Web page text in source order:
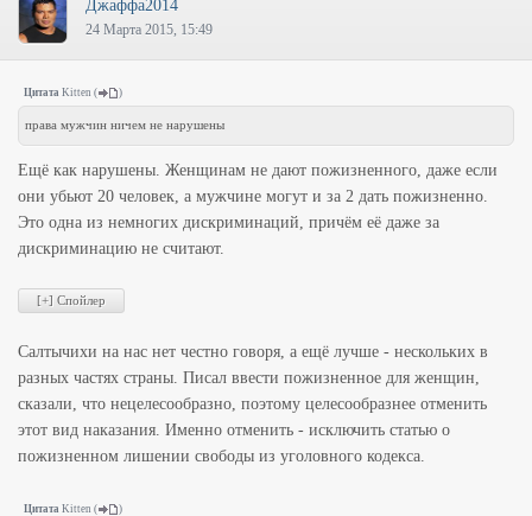
Джаффа2014
24 Марта 2015, 15:49
Цитата Kitten ( )
права мужчин ничем не нарушены
Ещё как нарушены. Женщинам не дают пожизненного, даже если
они убьют 20 человек, а мужчине могут и за 2 дать пожизненно.
Это одна из немногих дискриминаций, причём её даже за
дискриминацию не считают.
Салтычихи на нас нет честно говоря, а ещё лучше - нескольких в
разных частях страны. Писал ввести пожизненное для женщин,
сказали, что нецелесообразно, поэтому целесообразнее отменить
этот вид наказания. Именно отменить - исключить статью о
пожизненном лишении свободы из уголовного кодекса.
Цитата Kitten ( )